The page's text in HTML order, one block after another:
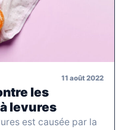
11 août 2022
les
levures
est causée par la